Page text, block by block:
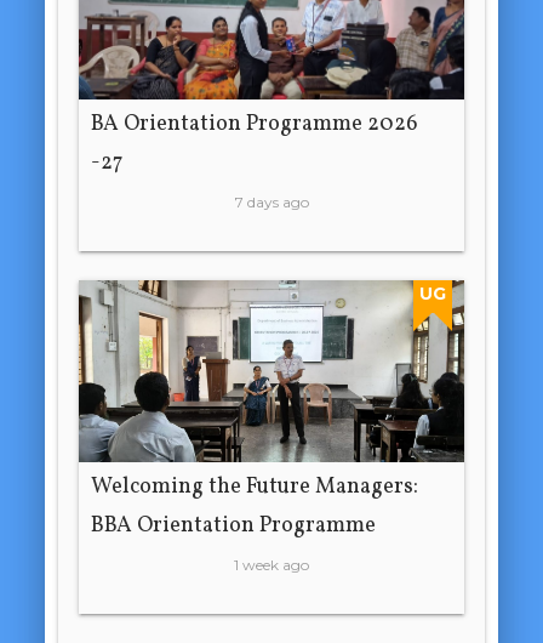
BA Orientation Programme 2026
-27
7 days ago
UG
Welcoming the Future Managers:
BBA Orientation Programme
1 week ago